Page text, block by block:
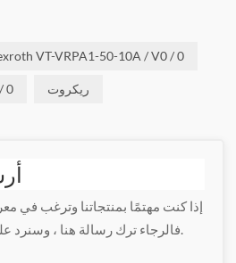
VT-VRPA1-50-10A / V0 / 0
0 ريكروت
إذا كنت مهتمًا بمنتجاتنا وترغب في
فالرجاء ترك رسالة هنا ، وسنرد عليك في أقرب وقت ممكن.